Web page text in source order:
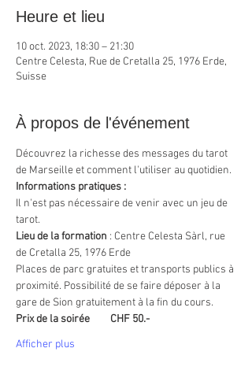
Heure et lieu
10 oct. 2023, 18:30 – 21:30
Centre Celesta, Rue de Cretalla 25, 1976 Erde,
Suisse
À propos de l'événement
Découvrez la richesse des messages du tarot
de Marseille et comment l'utiliser au quotidien.
Informations pratiques :
Il n'est pas nécessaire de venir avec un jeu de
tarot.
Lieu de la formation : Centre Celesta Sàrl, rue
de Cretalla 25, 1976 Erde
Places de parc gratuites et transports publics à
proximité. Possibilité de se faire déposer à la
gare de Sion gratuitement à la fin du cours.
Prix de la soirée	CHF 50.-
Afficher plus